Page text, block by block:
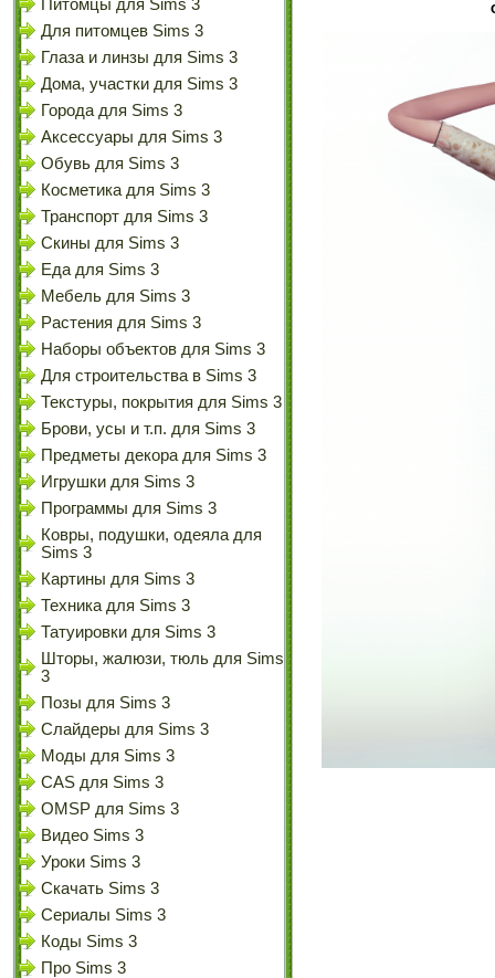
Питомцы для Sims 3
Для питомцев Sims 3
Глаза и линзы для Sims 3
Дома, участки для Sims 3
Города для Sims 3
Аксессуары для Sims 3
Обувь для Sims 3
Косметика для Sims 3
Транспорт для Sims 3
Скины для Sims 3
Еда для Sims 3
Мебель для Sims 3
Растения для Sims 3
Наборы объектов для Sims 3
Для строительства в Sims 3
Текстуры, покрытия для Sims 3
Брови, усы и т.п. для Sims 3
Предметы декора для Sims 3
Игрушки для Sims 3
Программы для Sims 3
Ковры, подушки, одеяла для
Sims 3
Картины для Sims 3
Техника для Sims 3
Татуировки для Sims 3
Шторы, жалюзи, тюль для Sims
3
Позы для Sims 3
Слайдеры для Sims 3
Моды для Sims 3
CAS для Sims 3
OMSP для Sims 3
Видео Sims 3
Уроки Sims 3
Скачать Sims 3
Сериалы Sims 3
Коды Sims 3
Про Sims 3